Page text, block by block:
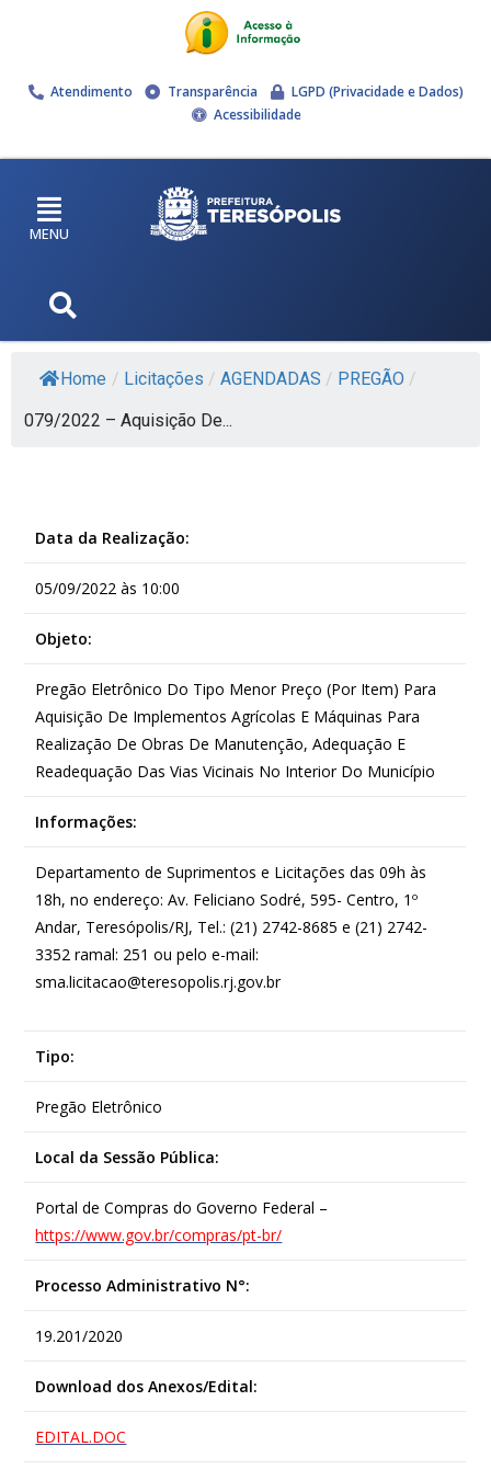
Atendimento Transparência
LGPD (Privacidade e Dados)
Acessibilidade
MENU
Home / Licitações / AGENDADAS / PREGÃO /
079/2022 – Aquisição De...
Data da Realização:
05/09/2022 às 10:00
Objeto:
Pregão Eletrônico Do Tipo Menor Preço (Por Item) Para
Aquisição De Implementos Agrícolas E Máquinas Para
Realização De Obras De Manutenção, Adequação E
Readequação Das Vias Vicinais No Interior Do Município
Informações:
Departamento de Suprimentos e Licitações das 09h às
18h, no endereço: Av. Feliciano Sodré, 595- Centro, 1º
Andar, Teresópolis/RJ, Tel.: (21) 2742-8685 e (21) 2742-
3352 ramal: 251 ou pelo e-mail:
sma.licitacao@teresopolis.rj.gov.br
Tipo:
Pregão Eletrônico
Local da Sessão Pública:
Portal de Compras do Governo Federal –
https://www.gov.br/compras/pt-br/
Processo Administrativo N°:
19.201/2020
Download dos Anexos/Edital:
EDITAL.DOC